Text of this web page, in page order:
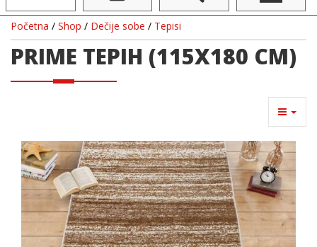
Početna / Shop / Dečije sobe / Tepisi
PRIME TEPIH (115X180 CM)